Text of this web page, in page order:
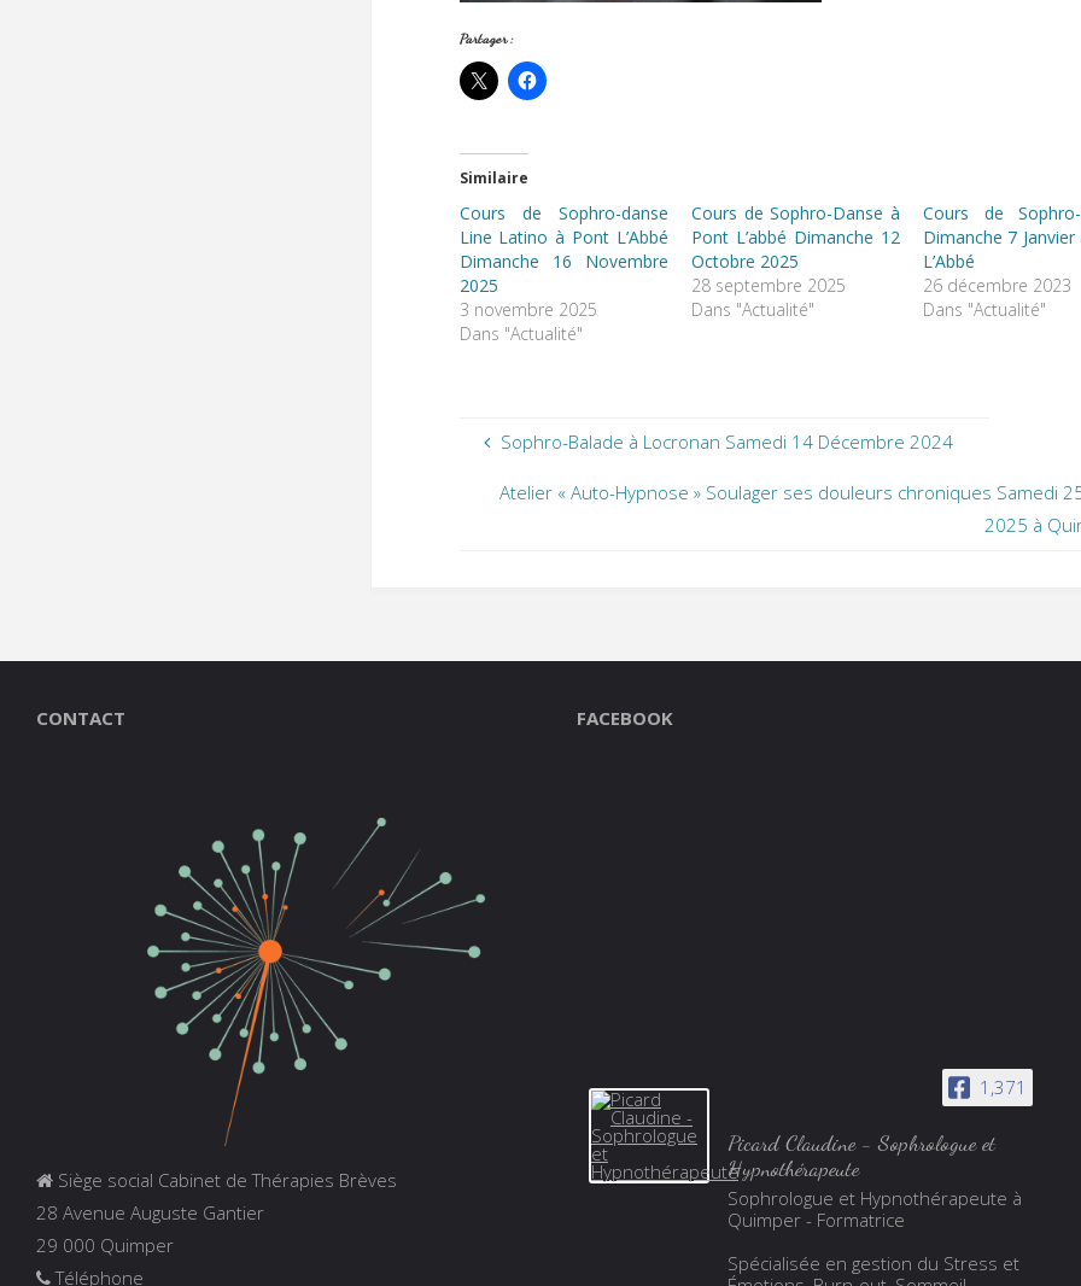
Partager :
Similaire
Cours de Sophro-danse
Line Latino à Pont L’Abbé
Dimanche 16 Novembre
2025
3 novembre 2025
Dans "Actualité"
Cours de Sophro-Danse à
Pont L’abbé Dimanche 12
Octobre 2025
28 septembre 2025
Dans "Actualité"
Cours de Sophro-
Dimanche 7
L’Abbé
26 décembre 2023
Dans "Actualité"
Sophro-Balade à Locronan Samedi 14 Décembre 2024
Atelier « Auto-Hypnose » Soulager ses douleurs chroniques Samedi
2025 à
CONTACT
Siège social Cabinet de Thérapies Brèves
28 Avenue Auguste Gantier
29 000 Quimper
Téléphone
FACEBOOK
1,371
Picard Claudine - Sophrologue et
Hypnothérapeute
Sophrologue et Hypnothérapeute à
Quimper - Formatrice
Spécialisée en gestion du Stress et